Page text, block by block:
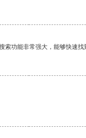
功能非常强大，能够快速找